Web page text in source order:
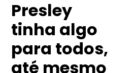
Presley
tinha algo
para todos,
até mesmo